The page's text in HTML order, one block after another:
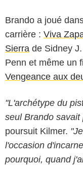
Brando a joué
carrière : Viva
Sierra de Sidney
Penn et même un
Vengeance aux
"L'archétype du
seul Brando
poursuit Kilmer.
l'occasion
pourquoi, quand